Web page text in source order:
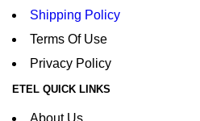
Shipping Policy
Terms Of Use
Privacy Policy
ETEL QUICK LINKS
About Us